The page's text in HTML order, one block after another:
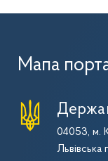
Мапа
04053, м.
Львівська